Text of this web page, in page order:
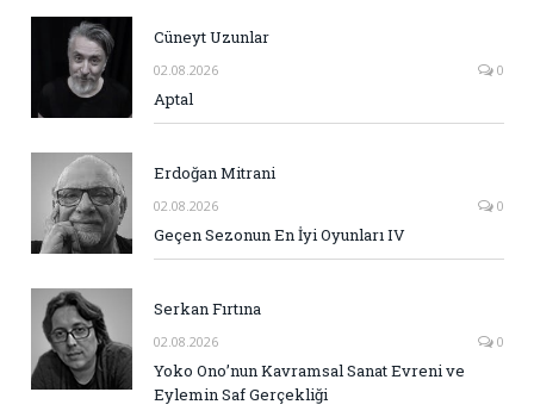
Cüneyt Uzunlar
02.08.2026 0
Aptal
Erdoğan Mitrani
02.08.2026 0
Geçen Sezonun En İyi Oyunları IV
Serkan Fırtına
02.08.2026 0
Yoko Ono’nun Kavramsal Sanat Evreni ve
Eylemin Saf Gerçekliği